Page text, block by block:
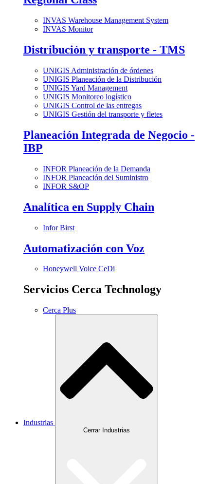
INVAS Warehouse Management System
INVAS Monitor
Distribución y transporte - TMS
UNIGIS Administración de órdenes
UNIGIS Planeación de la Distribución
UNIGIS Yard Management
UNIGIS Monitoreo logístico
UNIGIS Control de las entregas
UNIGIS Gestión del transporte y fletes
Planeación Integrada de Negocio -
IBP
INFOR Planeación de la Demanda
INFOR Planeación del Suministro
INFOR S&OP
Analítica en Supply Chain
Infor Birst
Automatización con Voz
Honeywell Voice CeDi
Servicios Cerca Technology
Cerca Plus
Industrias
Cerrar Industrias